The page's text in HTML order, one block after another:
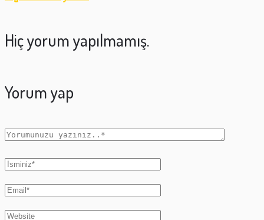
Hiç yorum yapılmamış.
Yorum yap